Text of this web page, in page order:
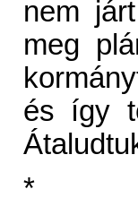
nem
meg
és így
*